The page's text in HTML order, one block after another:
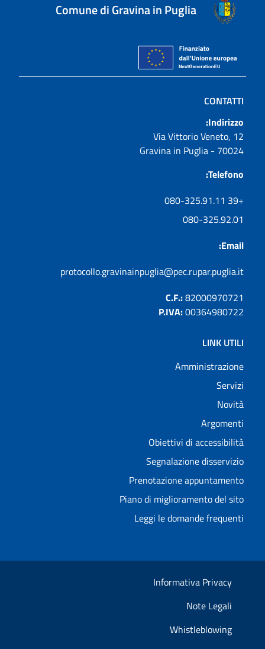
Comune di Gravina in Puglia
CONTATTI
Indirizzo:
Via Vittorio Veneto, 12
70024 - Gravina in Puglia
Telefono:
+39 080-325.91.11
080-325.92.01
Email:
protocollo.gravinainpuglia@pec.rupar.puglia.it
C.F.:82000970721
P.IVA:00364980722
LINK UTILI
Amministrazione
Servizi
Novità
Argomenti
Obiettivi di accessibilità
Segnalazione disservizio
Prenotazione appuntamento
Piano di miglioramento del sito
Leggi le domande frequenti
Informativa Privacy
Note Legali
Whistleblowing